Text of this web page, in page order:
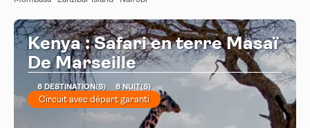
Kenya : Safari en terre Masaï
De Marseille
8 DESTINATION(S) 8 NUIT(S)
Circuit avec départ garanti